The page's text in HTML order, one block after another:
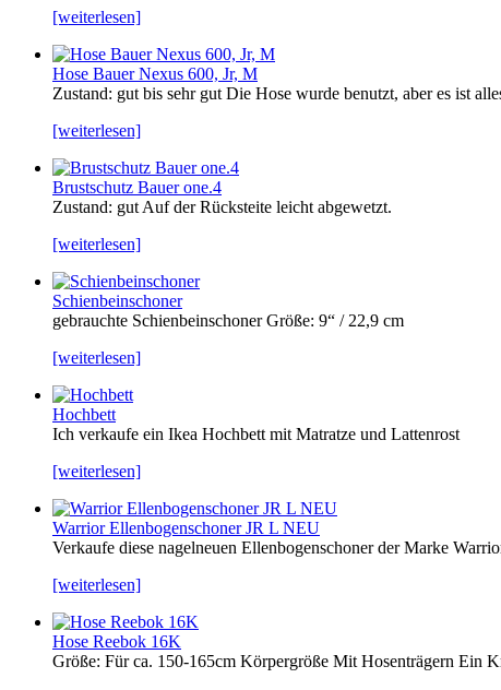
[weiterlesen]
Hose Bauer Nexus 600, Jr, M
Zustand: gut bis sehr gut Die Hose wurde benutzt, aber es ist
[weiterlesen]
Brustschutz Bauer one.4
Zustand: gut Auf der Rücksteite leicht abgewetzt.
[weiterlesen]
Schienbeinschoner
gebrauchte Schienbeinschoner Größe: 9“ / 22,9 cm
[weiterlesen]
Hochbett
Ich verkaufe ein Ikea Hochbett mit Matratze und Lattenrost
[weiterlesen]
Warrior Ellenbogenschoner JR L NEU
Verkaufe diese nagelneuen Ellenbogenschoner der Marke
[weiterlesen]
Hose Reebok 16K
Größe: Für ca. 150-165cm Körpergröße Mit Hosenträgern Ein